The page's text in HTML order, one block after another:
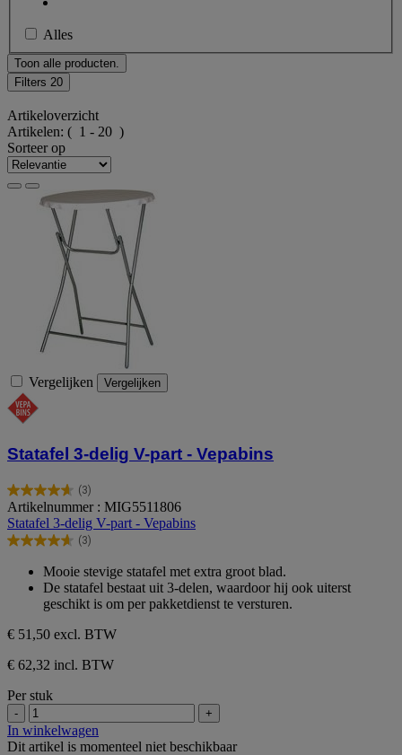
Alles
Toon alle producten.
Filters 20
Artikeloverzicht
Artikelen: ( 1 - 20 )
Sorteer op
Vergelijken Vergelijken
Statafel 3-delig V-part - Vepabins
(3)
4.7
van
de
5
beoordelingen
Artikelnummer : MIG5511806
Statafel 3-delig V-part - Vepabins
(3)
4.7
sterren.
3
beoordelingen
Mooie stevige statafel met extra groot blad.
De statafel bestaat uit 3-delen, waardoor hij ook uiterst
geschikt is om per pakketdienst te versturen.
€ 51,50 excl. BTW
€ 62,32 incl. BTW
Per stuk
- +
In winkelwagen
Dit artikel is momenteel niet beschikbaar